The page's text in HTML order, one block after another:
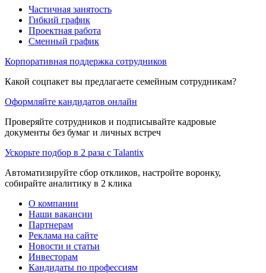
Частичная занятость
Гибкий график
Проектная работа
Сменный график
Корпоративная поддержка сотрудников
Какой соцпакет вы предлагаете семейным сотрудникам?
Оформляйте кандидатов онлайн
Проверяйте сотрудников и подписывайте кадровые
документы без бумаг и личных встреч
Ускорьте подбор в 2 раза с Talantix
Автоматизируйте сбор откликов, настройте воронку,
собирайте аналитику в 2 клика
О компании
Наши вакансии
Партнерам
Реклама на сайте
Новости и статьи
Инвесторам
Кандидаты по профессиям